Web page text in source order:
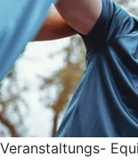
Veranstaltungs-